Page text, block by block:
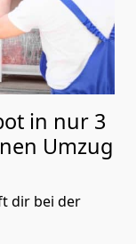
in nur 3
Umzug
dir bei der